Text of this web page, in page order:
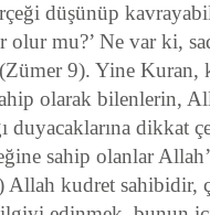
düşünüp
mu?’ Ne var ki,
9). Yine Kuran,
olarak bilenlerin,
duyacaklarına dikkat
sahip olanlar
kudret sahibidir,